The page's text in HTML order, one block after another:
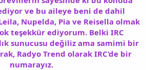
ve bu aileye beni de dahil
Nupelda, Pia ve Reisella olmak
teşekkür ediyorum. Belki IRC
sunucusu değiliz ama samimi bir
Radyo Trend olarak IRC’de bir
numarayız.